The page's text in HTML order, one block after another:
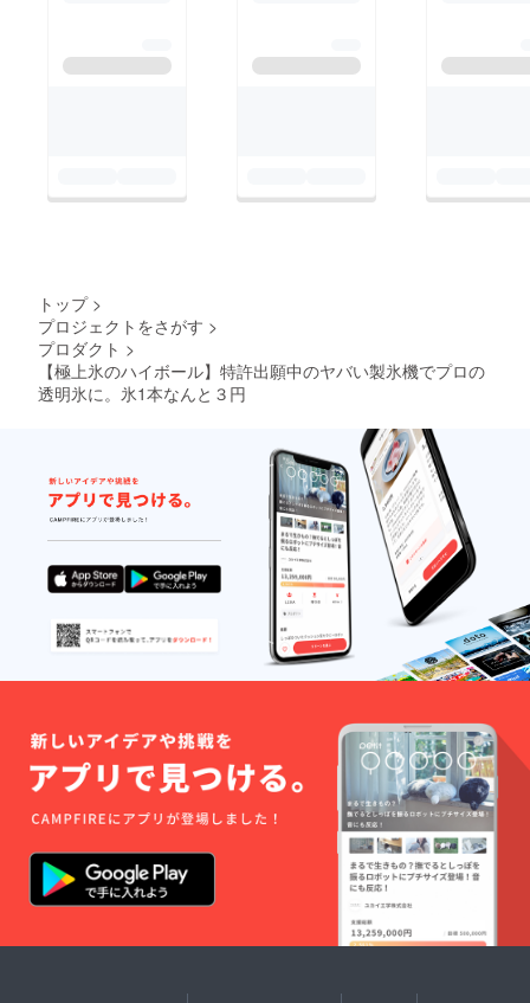
トップ >
プロジェクトをさがす >
プロダクト >
【極上氷のハイボール】特許出願中のヤバい製氷機でプロの
透明氷に。氷1本なんと３円